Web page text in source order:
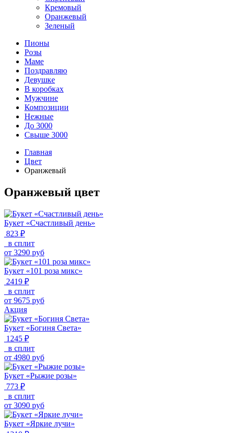
Кремовый
Оранжевый
Зеленый
Пионы
Розы
Маме
Поздравляю
Девушке
В коробках
Мужчине
Композиции
Нежные
До 3000
Свыше 3000
Главная
Цвет
Оранжевый
Оранжевый цвет
Букет «Счастливый день»
823 ₽
в сплит
от 3290 руб
Букет «101 роза микс»
2419 ₽
в сплит
от 9675 руб
Акция
Букет «Богиня Света»
1245 ₽
в сплит
от 4980 руб
Букет «Рыжие розы»
773 ₽
в сплит
от 3090 руб
Букет «Яркие лучи»